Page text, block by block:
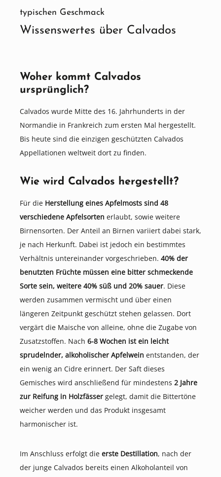
typischen Geschmack
Wissenswertes über Calvados
Woher kommt Calvados
ursprünglich?
Calvados wurde Mitte des 16. Jahrhunderts in der
Normandie in Frankreich zum ersten Mal hergestellt.
Bis heute sind die einzigen geschützten Calvados
Appellationen weltweit dort zu finden.
Wie wird Calvados hergestellt?
Für die Herstellung eines Apfelmosts sind 48
verschiedene Apfelsorten erlaubt, sowie weitere
Birnensorten. Der Anteil an Birnen variiert dabei stark,
je nach Herkunft. Dabei ist jedoch ein bestimmtes
Verhältnis untereinander vorgeschrieben. 40% der
benutzten Früchte müssen eine bitter schmeckende
Sorte sein, weitere 40% süß und 20% sauer. Diese
werden zusammen vermischt und über einen
längeren Zeitpunkt geschützt stehen gelassen. Dort
vergärt die Maische von alleine, ohne die Zugabe von
Zusatzstoffen. Nach 6-8 Wochen ist ein leicht
sprudelnder, alkoholischer Apfelwein entstanden, der
ein wenig an Cidre erinnert. Der Saft dieses
Gemisches wird anschließend für mindestens 2 Jahre
zur Reifung in Holzfässer gelegt, damit die Bittertöne
weicher werden und das Produkt insgesamt
harmonischer ist.
Im Anschluss erfolgt die erste Destillation, nach der
der junge Calvados bereits einen Alkoholanteil von